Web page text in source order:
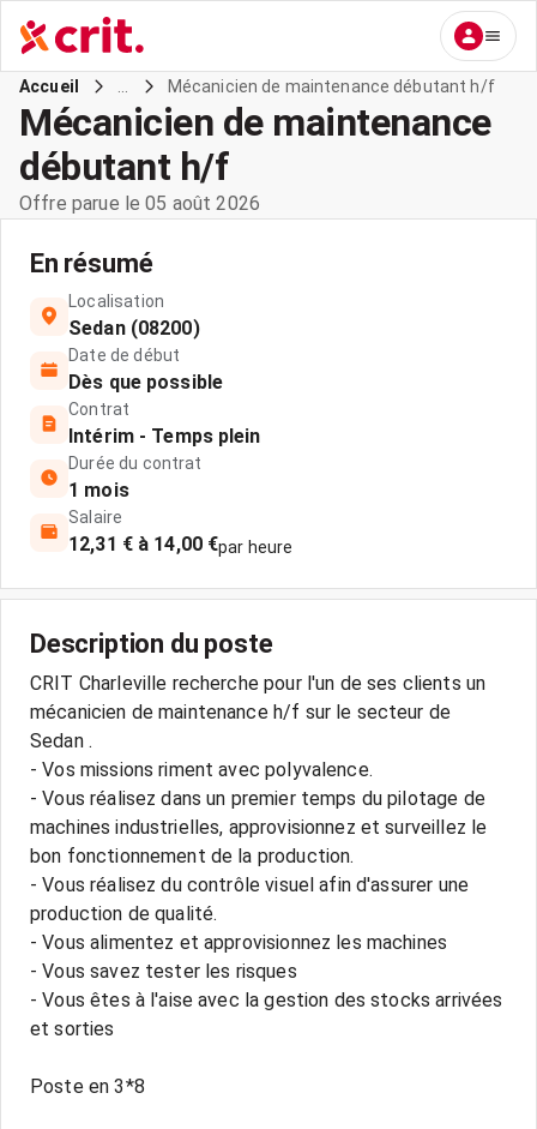
Accueil Mécanicien de maintenance débutant h/f
Mécanicien de maintenance
débutant h/f
Offre parue le 05 août 2026
En résumé
Localisation
Sedan (08200)
Date de début
Dès que possible
Contrat
Intérim - Temps plein
Durée du contrat
1 mois
Salaire
12,31 € à 14,00 €par heure
Description du poste
CRIT Charleville recherche pour l'un de ses clients un
mécanicien de maintenance h/f sur le secteur de
Sedan .
- Vos missions riment avec polyvalence.
- Vous réalisez dans un premier temps du pilotage de
machines industrielles, approvisionnez et surveillez le
bon fonctionnement de la production.
- Vous réalisez du contrôle visuel afin d'assurer une
production de qualité.
- Vous alimentez et approvisionnez les machines
- Vous savez tester les risques
- Vous êtes à l'aise avec la gestion des stocks arrivées
et sorties
Poste en 3*8